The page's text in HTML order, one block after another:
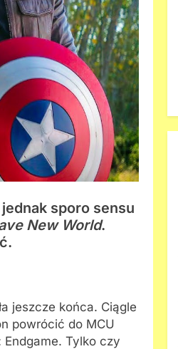
sporo sensu
New World.
jeszcze końca. Ciągle
powrócić do MCU
Tylko czy